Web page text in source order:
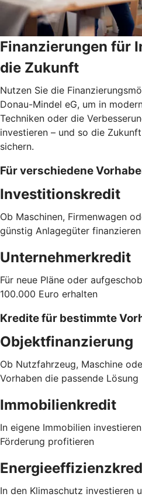
Finanzierungen für
die Zukunft
Nutzen Sie die
Donau-Mindel eG, um in
Techniken oder die
investieren – und so die
sichern.
Für verschiedene
Investitionskredit
Ob Maschinen, Firmenwagen
günstig Anlagegüter finanzieren
Unternehmerkredit
Für neue Pläne oder
100.000 Euro erhalten
Kredite für bestimmte
Objektfinanzierung
Ob Nutzfahrzeug, Maschine
Vorhaben die passende Lösung
Immobilienkredit
In eigene Immobilien
Förderung profitieren
In den Klimaschutz investieren